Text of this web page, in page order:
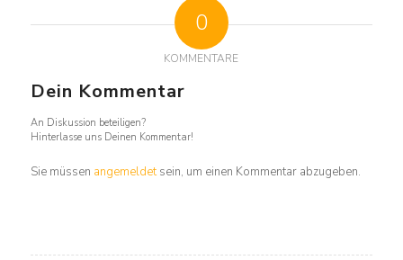
0
KOMMENTARE
Dein Kommentar
An Diskussion beteiligen?
Hinterlasse uns Deinen Kommentar!
Sie müssen angemeldetsein, um einen Kommentar abzugeben.